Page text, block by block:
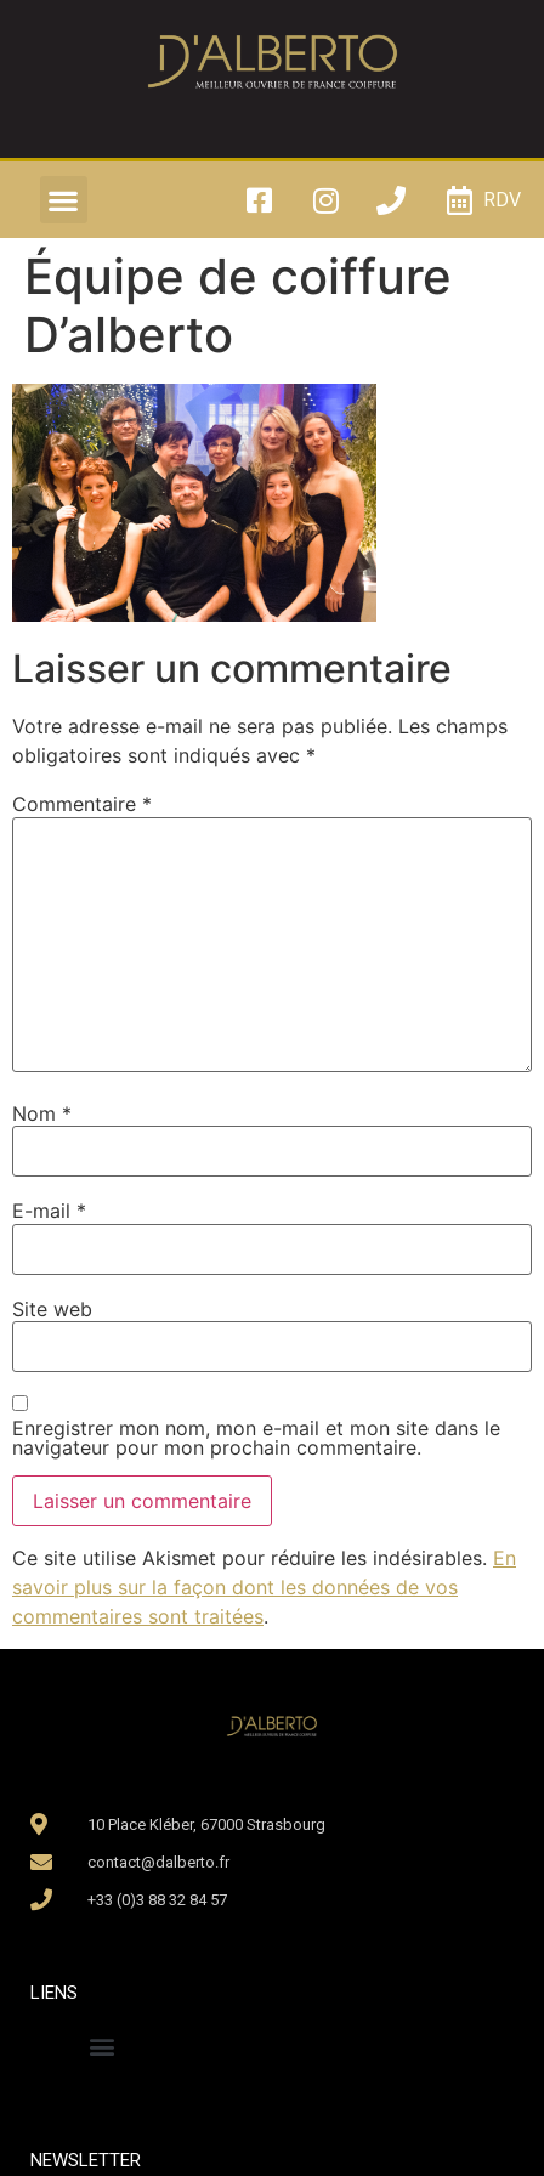
RDV
Équipe de coiffure
D’alberto
Laisser un commentaire
Votre adresse e-mail ne sera pas publiée. Les champs
obligatoires sont indiqués avec *
Commentaire *
Nom *
E-mail *
Site web
Enregistrer mon nom, mon e-mail et mon site dans le
navigateur pour mon prochain commentaire.
Ce site utilise Akismet pour réduire les indésirables. En
savoir plus sur la façon dont les données de vos
commentaires sont traitées.
10 Place Kléber, 67000 Strasbourg
contact@dalberto.fr
+33 (0)3 88 32 84 57
LIENS
NEWSLETTER